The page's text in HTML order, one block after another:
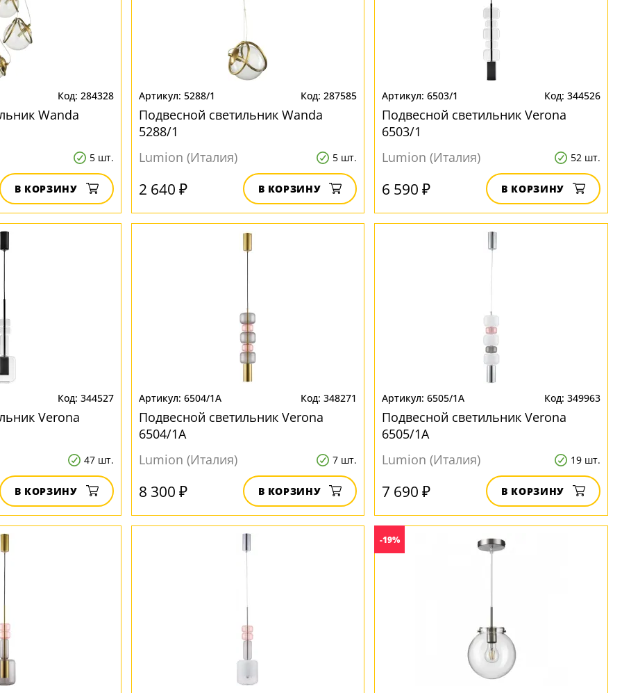
284328
Wanda
5 шт.
В КОРЗИНУ
5288/1 287585
Подвесной светильник Wanda
5288/1
Lumion (Италия)
5 шт.
2 640 ₽ В КОРЗИНУ
6503/1 344526
Подвесной светильник Verona
6503/1
Lumion (Италия)
52 шт.
6 590 ₽ В КОРЗИНУ
344527
Verona
47 шт.
В КОРЗИНУ
6504/1A 348271
Подвесной светильник Verona
6504/1A
Lumion (Италия)
7 шт.
8 300 ₽ В КОРЗИНУ
6505/1A 349963
Подвесной светильник Verona
6505/1A
Lumion (Италия)
19 шт.
7 690 ₽ В КОРЗИНУ
-19%